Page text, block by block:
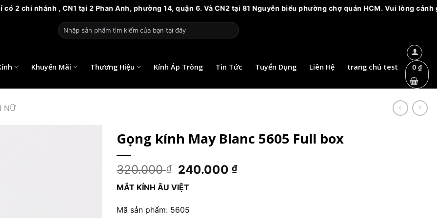
2 Phan Anh, phường 14, quận 6. Và CN2 tại 81 Nguyễn biểu phường chợ quán HCM. Vui lòng cảnh giác với các cơ sở
Tìm
kiếm:
Khuyến Mãi Thương Hiệu Kính Áp Tròng Tin Tức Tuyển Dụng Liên Hệ trang chủ test 0₫
NỮ
Gọng kính May Blanc 5605 Full box
320.000₫
Giá
gốc
là:
320.000 ₫.
240.000₫Giá
MẮT KÍNH ÂU VIỆT
Mã sản phẩm: 5605